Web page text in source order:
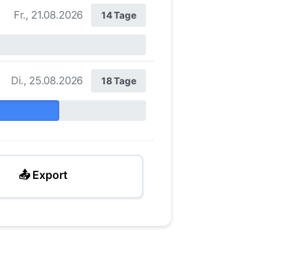
Fr., 21.08.2026 14 Tage
Di., 25.08.2026 18 Tage
📤 Export